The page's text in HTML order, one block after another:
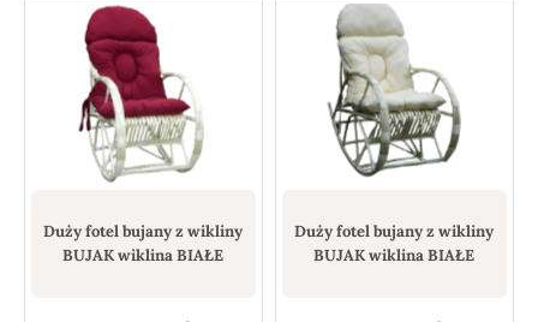
Duży fotel bujany z wikliny
BUJAK wiklina BIAŁE
Duży fotel bujany z wikliny
BUJAK wiklina BIAŁE